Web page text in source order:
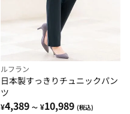
ルフラン
日本製すっきりチュニックパン
ツ
¥4,389 ～ ¥10,989 (税込)